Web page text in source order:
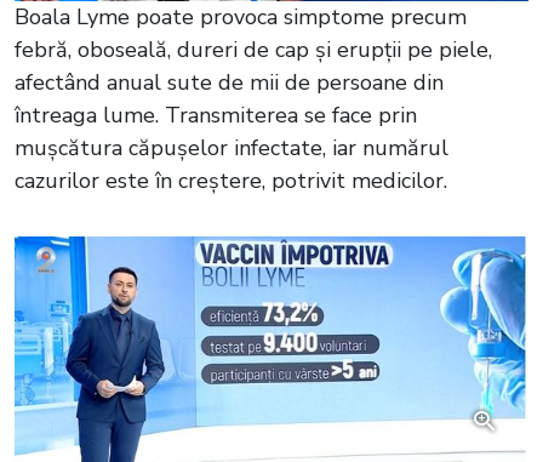
Boala Lyme poate provoca simptome precum
febră, oboseală, dureri de cap și erupții pe piele,
afectând anual sute de mii de persoane din
întreaga lume. Transmiterea se face prin
mușcătura căpușelor infectate, iar numărul
cazurilor este în creștere, potrivit medicilor.